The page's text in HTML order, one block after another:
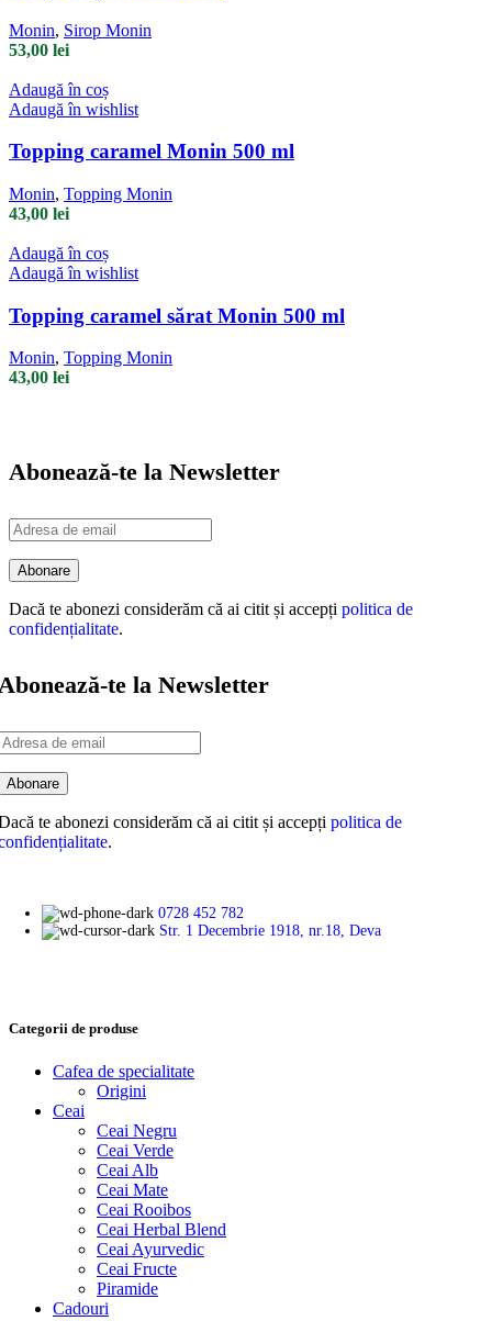
Monin, Sirop Monin
53,00 lei
Adaugă în coș
Adaugă în wishlist
Topping caramel Monin 500 ml
Monin, Topping Monin
43,00 lei
Adaugă în coș
Adaugă în wishlist
Topping caramel sărat Monin 500 ml
Monin, Topping Monin
43,00 lei
Abonează-te la Newsletter
Dacă te abonezi considerăm că ai citit și accepți politica de
confidențialitate.
te la Newsletter
te abonezi considerăm că ai citit și accepți politica de
.
0728 452 782
Str. 1 Decembrie 1918, nr.18, Deva
Categorii de produse
Cafea de specialitate
Origini
Ceai
Ceai Negru
Ceai Verde
Ceai Alb
Ceai Mate
Ceai Rooibos
Ceai Herbal Blend
Ceai Ayurvedic
Ceai Fructe
Piramide
Cadouri